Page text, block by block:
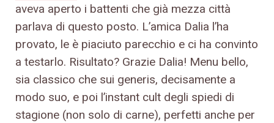
aveva aperto i battenti che già mezza città
parlava di questo posto. L’amica Dalia l’ha
provato, le è piaciuto parecchio e ci ha convinto
a testarlo. Risultato? Grazie Dalia! Menu bello,
sia classico che sui generis, decisamente a
modo suo, e poi l’instant cult degli spiedi di
stagione (non solo di carne), perfetti anche per